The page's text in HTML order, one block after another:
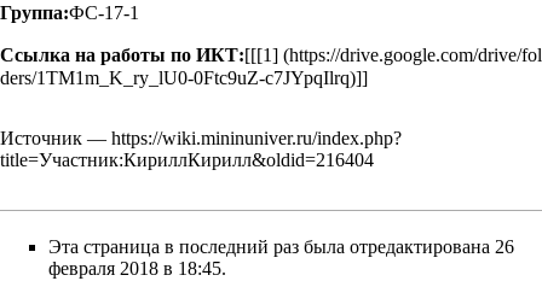
Группа:ФС-17-1
Ссылка на работы по ИКТ:[[[1]
]]
Источник — https://wiki.mininuniver.ru/index.php?
title=Участник:КириллКирилл&oldid=216404
Эта страница в последний раз была отредактирована 26
февраля 2018 в 18:45.